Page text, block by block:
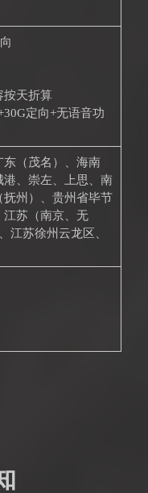
按天折算
定向+无语音功
（茂名）、海南
港、崇左、上思、南
州）、贵州省毕节
江苏（南京、无
江苏徐州云龙区、